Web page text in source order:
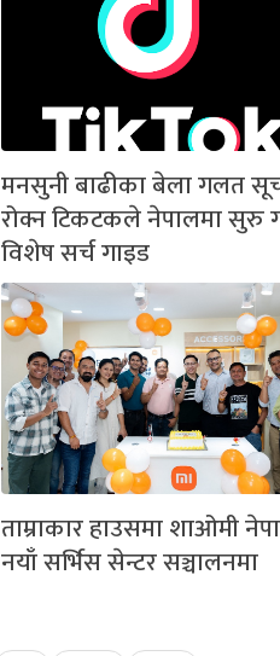
मनसुनी बाढीका बेला गलत
रोक्न टिकटकले नेपालमा सुरु
विशेष सर्च गाइड
ताम्राकार हाउसमा शाओमी
नयाँ सर्भिस सेन्टर सञ्चालनमा